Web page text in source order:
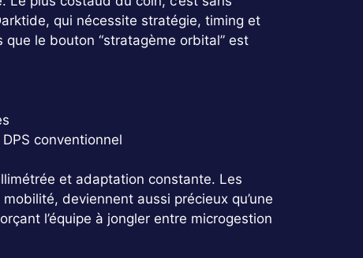
qui nécessite stratégie, timing et
le bouton “stratagème orbital” est
conventionnel
et adaptation constante. Les
deviennent aussi précieux qu’une
l’équipe à jongler entre microgestion